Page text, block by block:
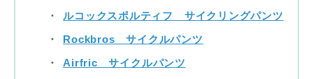
ルコックスポルティフ サイクリングパンツ
Rockbros サイクルパンツ
Airfric サイクルパンツ